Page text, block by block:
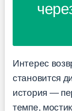
Интерес
становится
история —
темпе,